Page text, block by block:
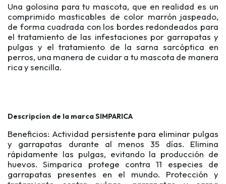
Una golosina para tu mascota, que en realidad es un
comprimido masticables de color marrón jaspeado,
de forma cuadrada con los bordes redondeados para
el tratamiento de las infestaciones por garrapatas y
pulgas y el tratamiento de la sarna sarcóptica en
perros, una manera de cuidar a tu mascota de manera
rica y sencilla.
Descripcíon de la marca SIMPARICA
Beneficios: Actividad persistente para eliminar pulgas
y garrapatas durante al menos 35 días. Elimina
rápidamente las pulgas, evitando la producción de
huevos. Simparica protege contra 11 especies de
garrapatas presentes en el mundo. Protección y